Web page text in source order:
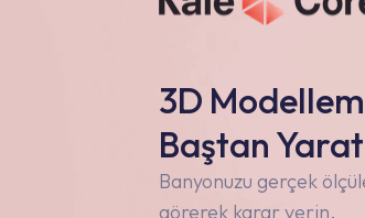
3D
Baştan
Banyonuzu gerçek
görerek karar verin.